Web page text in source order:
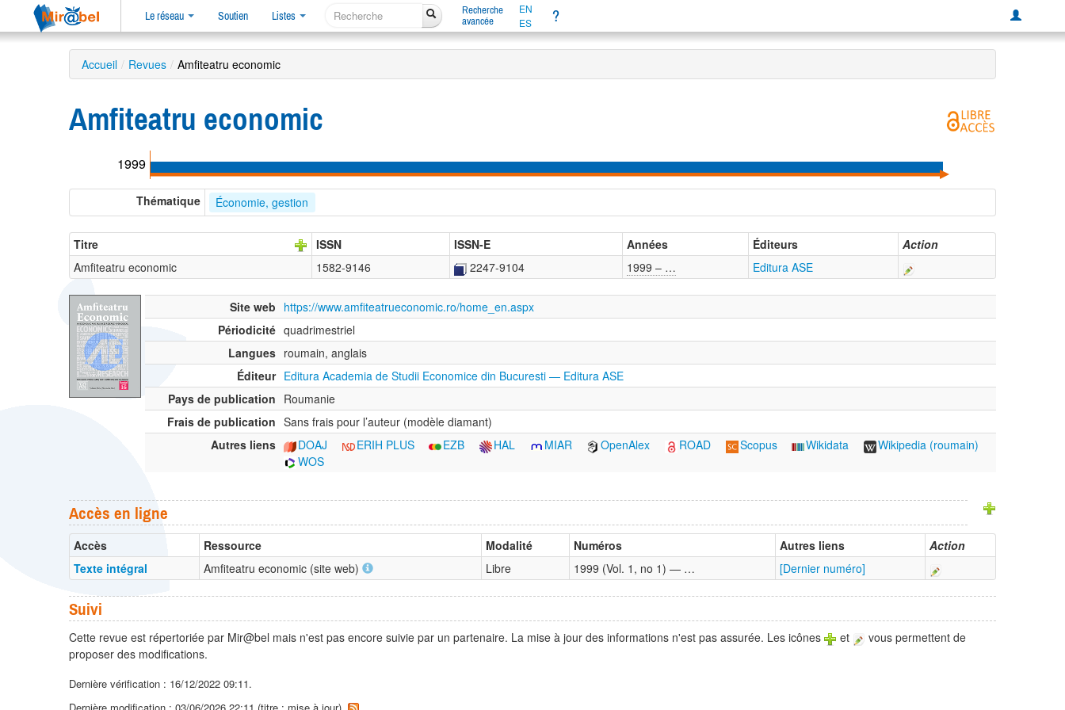
Le réseau Soutien Listes
Recherche
avancée
EN
ES
?
Accueil / Revues / Amfiteatru economic
Amfiteatru economic
1999
Thématique Économie, gestion
Titre ISSN ISSN-E Années Éditeurs
Action
Amfiteatru economic
1582-9146 2247-9104 1999 – … Editura ASE
Site web https://www.amfiteatrueconomic.ro/home_en.aspx
Périodicité quadrimestriel
Langues roumain, anglais
Éditeur Editura Academia de Studii Economice din Bucuresti — Editura ASE
Pays de publication Roumanie
Frais de publication Sans frais pour l’auteur (modèle diamant)
Autres liens
DOAJ ERIH PLUS EZB HAL MIAR OpenAlex ROAD Scopus Wikidata
Wikipedia (roumain)
WOS
Accès en ligne
Accès Ressource Modalité Numéros Autres liens
Action
Texte intégral
Amfiteatru economic (site web) Libre 1999 (Vol. 1, no 1) — … [Dernier numéro]
Suivi
Cette revue est répertoriée par Mir@bel mais n'est pas encore suivie par un partenaire. La mise à jour des informations n'est pas assurée. Les icônes et
vous permettent de
proposer des modifications.
Dernière vérification : 16/12/2022 09:11.